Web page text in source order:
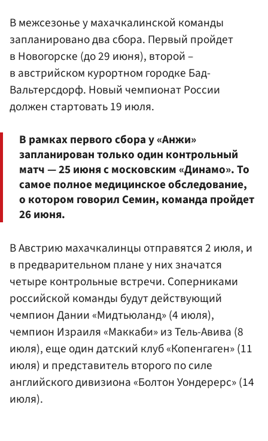
В межсезонье у махачкалинской команды
запланировано два сбора. Первый пройдет
в Новогорске (до 29 июня), второй –
в австрийском курортном городке Бад-
Вальтерсдорф. Новый чемпионат России
должен стартовать 19 июля.
В рамках первого сбора у «Анжи»
запланирован только один контрольный
матч — 25 июня с московским «Динамо». То
самое полное медицинское обследование,
о котором говорил Семин, команда пройдет
26 июня.
В Австрию махачкалинцы отправятся 2 июля, и
в предварительном плане у них значатся
четыре контрольные встречи. Соперниками
российской команды будут действующий
чемпион Дании «Мидтьюланд» (4 июля),
чемпион Израиля «Маккаби» из Тель-Авива (8
июля), еще один датский клуб «Копенгаген» (11
июля) и представитель второго по силе
английского дивизиона «Болтон Уондерерс» (14
июля).